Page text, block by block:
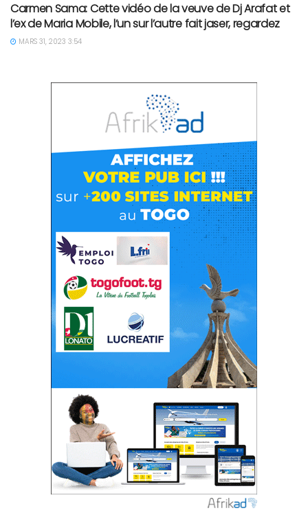
Carmen Sama: Cette vidéo de la veuve de Dj Arafat et
l’ex de Maria Mobile, l’un sur l’autre fait jaser, regardez
MARS 31, 2023 3:54